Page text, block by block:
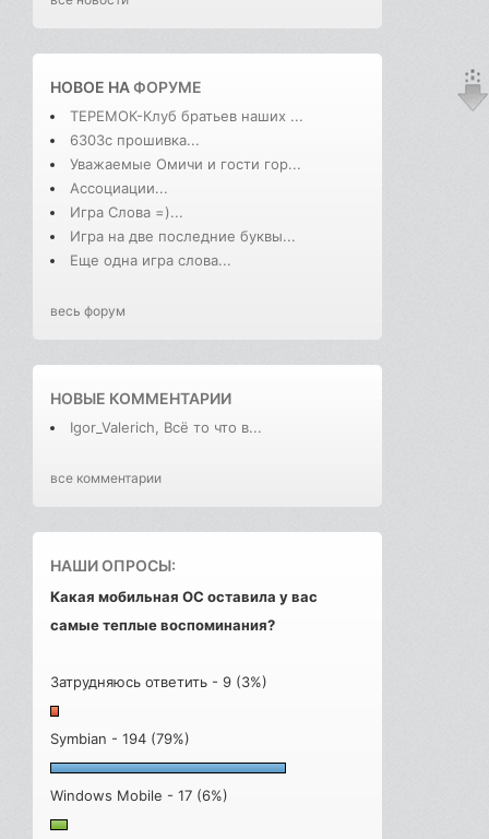
НОВОЕ НАФОРУМЕ
ТЕРЕМОК-Клуб братьев наших ...
6303с прошивка...
Уважаемые Омичи и гости гор...
Ассоциации...
Игра Слова =)...
Игра на две последние буквы...
Еще одна игра слова...
весь форум
НОВЫЕ КОММЕНТАРИИ
Igor_Valerich, Всё то что в...
все комментарии
НАШИ ОПРОСЫ:
Какая мобильная ОС оставила у вас
самые теплые воспоминания?
Затрудняюсь ответить - 9 (3%)
Symbian - 194 (79%)
Windows Mobile - 17 (6%)